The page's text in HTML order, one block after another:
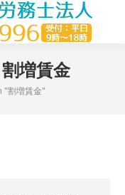
割増賃金
"割増賃金"